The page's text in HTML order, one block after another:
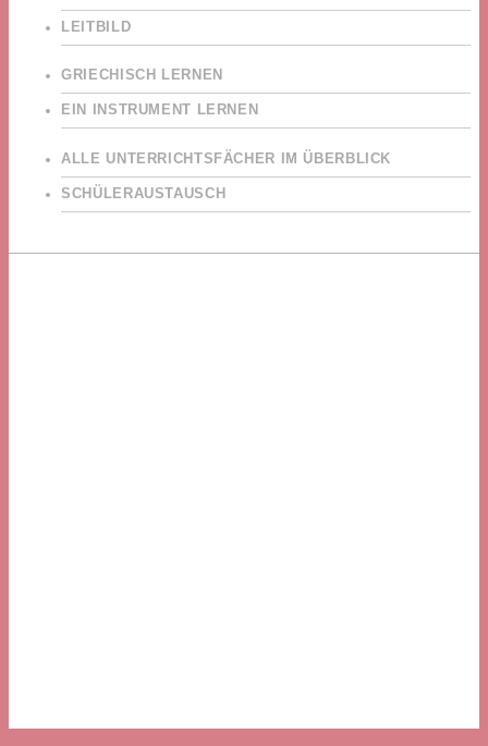
LEITBILD
GRIECHISCH LERNEN
EIN INSTRUMENT LERNEN
ALLE UNTERRICHTSFÄCHER IM ÜBERBLICK
SCHÜLERAUSTAUSCH